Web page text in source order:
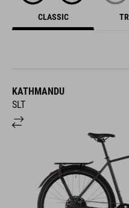
CLASSIC
KATHMANDU
SLT